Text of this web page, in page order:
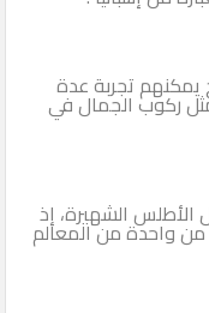
يمكنهم تجربة عدة
ركوب الجمال في
الشهيرة، إذ
بالقرب من واحدة من المعالم